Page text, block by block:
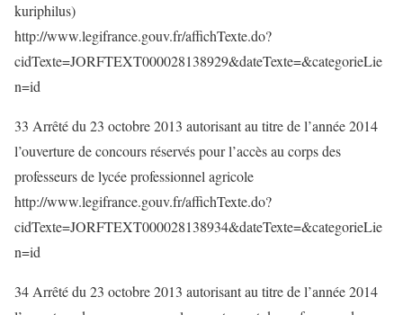
kuriphilus)
http://www.legifrance.gouv.fr/affichTexte.do?
cidTexte=JORFTEXT000028138929&dateTexte=&categorieLie
n=id
33 Arrêté du 23 octobre 2013 autorisant au titre de l’année 2014
l’ouverture de concours réservés pour l’accès au corps des
professeurs de lycée professionnel agricole
http://www.legifrance.gouv.fr/affichTexte.do?
cidTexte=JORFTEXT000028138934&dateTexte=&categorieLie
n=id
34 Arrêté du 23 octobre 2013 autorisant au titre de l’année 2014